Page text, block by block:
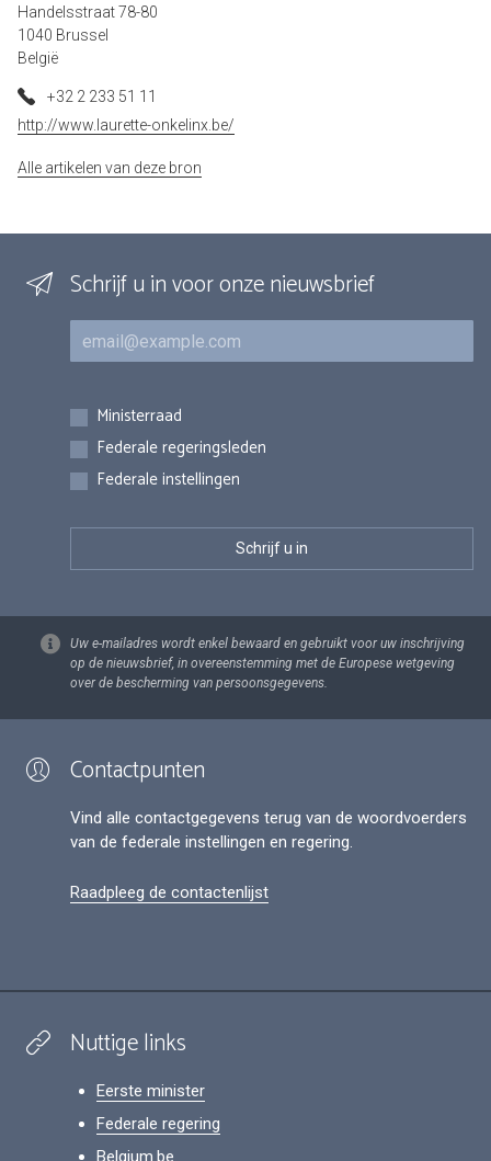
Handelsstraat 78-80
1040 Brussel
België
+32 2 233 51 11
http://www.laurette-onkelinx.be/
Alle artikelen van deze bron
Schrijf u in voor onze nieuwsbrief
E-mail
Inschrijvingen
Ministerraad
Federale regeringsleden
Federale instellingen
Uw e-mailadres wordt enkel bewaard en gebruikt voor uw inschrijving
op de nieuwsbrief, in overeenstemming met de Europese wetgeving
over de bescherming van persoonsgegevens.
Contactpunten
Vind alle contactgegevens terug van de woordvoerders
van de federale instellingen en regering.
Raadpleeg de contactenlijst
Nuttige links
Eerste minister
Federale regering
Belgium.be